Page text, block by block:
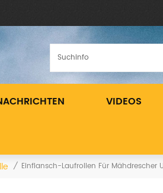
VIDEOS
/ Einflansch-Laufrollen Für Mähdrescher